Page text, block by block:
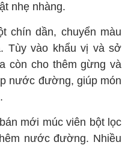
nhẹ nhàng.
chín dần, chuyển màu
Tùy vào khẩu vị và sở
còn cho thêm gừng và
nước đường, giúp món
mới múc viên bột lọc
nước đường. Nhiều